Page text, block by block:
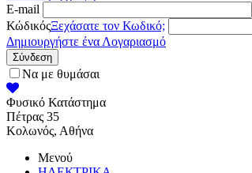
E-mail
ΚώδικόςΞεχάσατε τον Κωδικό;
Δημιουργήστε ένα Λογαριασμό
Σύνδεση
Να με θυμάσαι
Φυσικό Κατάστημα
Πέτρας 35
Κολωνός, Αθήνα
Μενού